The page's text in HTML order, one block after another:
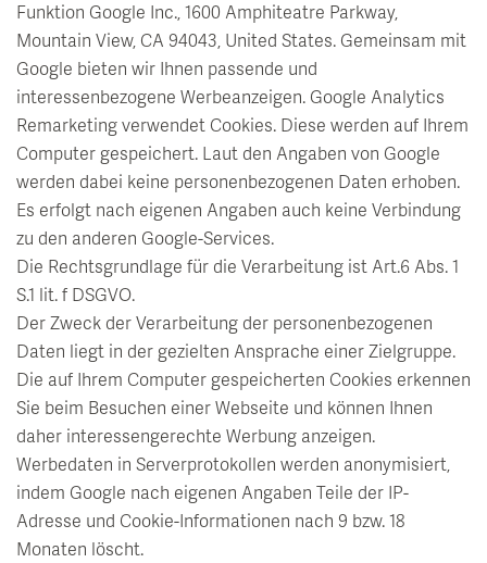
Funktion Google Inc., 1600 Amphiteatre Parkway,
Mountain View, CA 94043, United States. Gemeinsam mit
Google bieten wir Ihnen passende und
interessenbezogene Werbeanzeigen. Google Analytics
Remarketing verwendet Cookies. Diese werden auf Ihrem
Computer gespeichert. Laut den Angaben von Google
werden dabei keine personenbezogenen Daten erhoben.
Es erfolgt nach eigenen Angaben auch keine Verbindung
zu den anderen Google-Services.
Die Rechtsgrundlage für die Verarbeitung ist Art.6 Abs. 1
S.1 lit. f DSGVO.
Der Zweck der Verarbeitung der personenbezogenen
Daten liegt in der gezielten Ansprache einer Zielgruppe.
Die auf Ihrem Computer gespeicherten Cookies erkennen
Sie beim Besuchen einer Webseite und können Ihnen
daher interessengerechte Werbung anzeigen.
Werbedaten in Serverprotokollen werden anonymisiert,
indem Google nach eigenen Angaben Teile der IP-
Adresse und Cookie-Informationen nach 9 bzw. 18
Monaten löscht.